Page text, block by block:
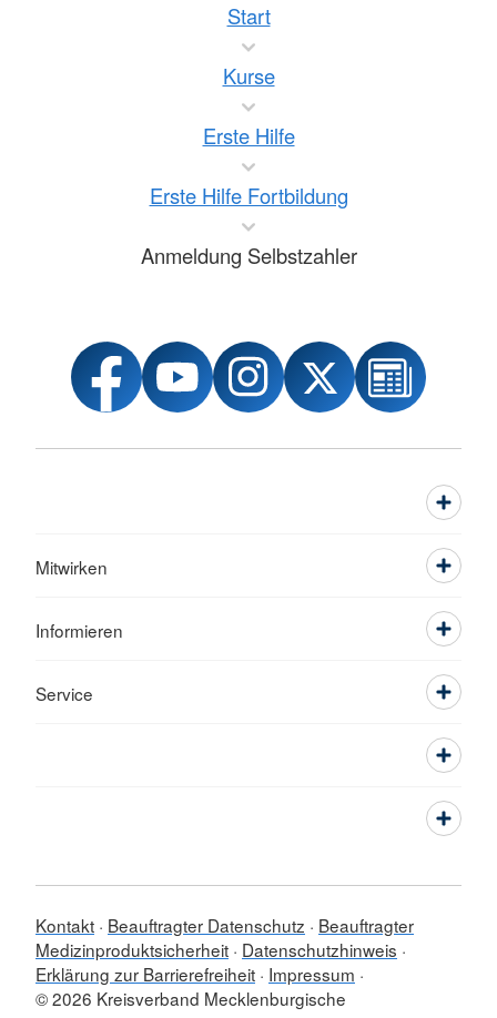
Start
Kurse
Erste Hilfe
Erste Hilfe Fortbildung
Anmeldung Selbstzahler
Mitwirken
Informieren
Service
Kontakt Beauftragter Datenschutz
Beauftragter
Medizinproduktsicherheit Datenschutzhinweis
Erklärung zur Barrierefreiheit Impressum
© 2026 Kreisverband Mecklenburgische